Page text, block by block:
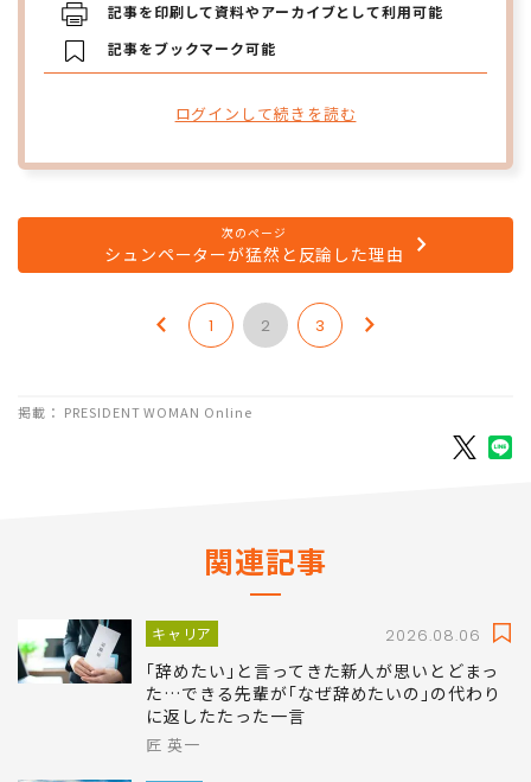
記事を印刷して資料やアーカイブとして利用可能
記事をブックマーク可能
ログインして続きを読む
次のページ
シュンペーターが猛然と反論した理由
1 2 3
掲載： PRESIDENT WOMAN Online
関連記事
キャリア 2026.08.06
｢辞めたい｣と言ってきた新人が思いとどまっ
た…できる先輩が｢なぜ辞めたいの｣の代わり
に返したたった一言
匠 英一